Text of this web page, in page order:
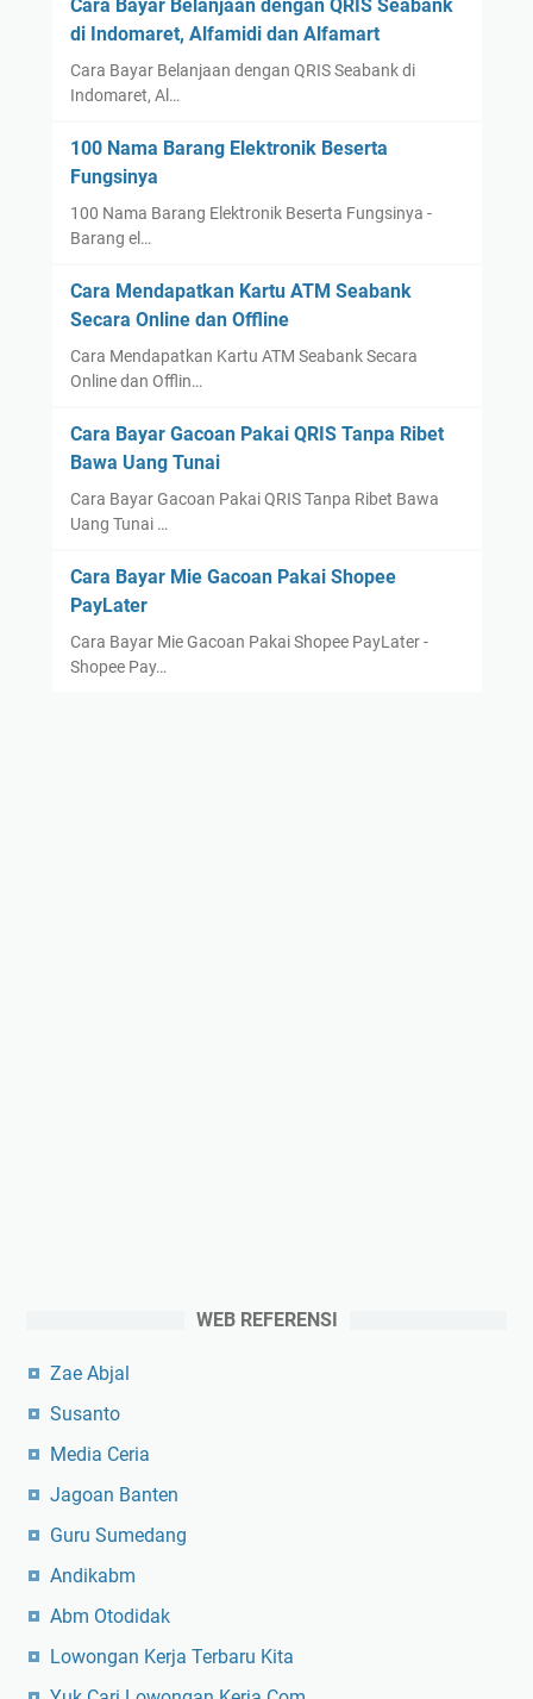
Cara Bayar Belanjaan dengan QRIS Seabank
di Indomaret, Alfamidi dan Alfamart
Cara Bayar Belanjaan dengan QRIS Seabank di
Indomaret, Al…
100 Nama Barang Elektronik Beserta
Fungsinya
100 Nama Barang Elektronik Beserta Fungsinya -
Barang el…
Cara Mendapatkan Kartu ATM Seabank
Secara Online dan Offline
Cara Mendapatkan Kartu ATM Seabank Secara
Online dan Offlin…
Cara Bayar Gacoan Pakai QRIS Tanpa Ribet
Bawa Uang Tunai
Cara Bayar Gacoan Pakai QRIS Tanpa Ribet Bawa
Uang Tunai …
Cara Bayar Mie Gacoan Pakai Shopee
PayLater
Cara Bayar Mie Gacoan Pakai Shopee PayLater -
Shopee Pay…
WEB REFERENSI
Zae Abjal
Susanto
Media Ceria
Jagoan Banten
Guru Sumedang
Andikabm
Abm Otodidak
Lowongan Kerja Terbaru Kita